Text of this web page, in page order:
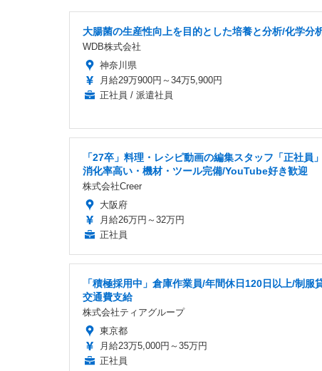
大腸菌の生産性向上を目的とした培養と分析/化学分
WDB株式会社
神奈川県
月給29万900円～34万5,900円
正社員 / 派遣社員
「27卒」料理・レシピ動画の編集スタッフ「正社員
消化率高い・機材・ツール完備/YouTube好き歓迎
株式会社Creer
大阪府
月給26万円～32万円
正社員
「積極採用中」倉庫作業員/年間休日120日以上/制服
交通費支給
株式会社ティアグループ
東京都
月給23万5,000円～35万円
正社員